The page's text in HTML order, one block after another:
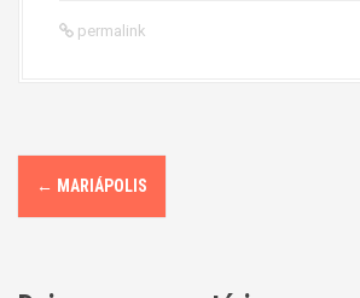
permalink
P
o
← MARIÁPOLIS